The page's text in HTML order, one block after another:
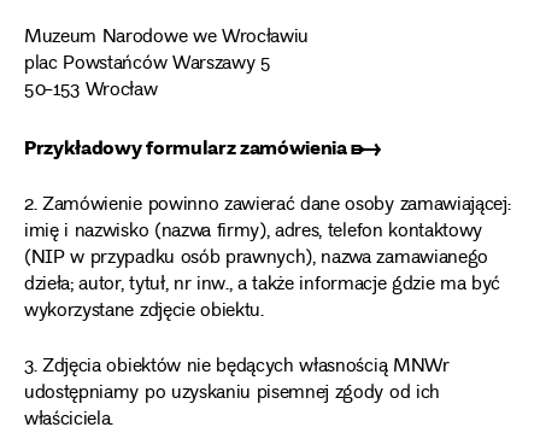
Muzeum Narodowe we Wrocławiu
plac Powstańców Warszawy 5
50-153 Wrocław
Przykładowy formularz zamówienia ➸
2. Zamówienie powinno zawierać dane osoby zamawiającej:
imię i nazwisko (nazwa firmy), adres, telefon kontaktowy
(NIP w przypadku osób prawnych), nazwa zamawianego
dzieła; autor, tytuł, nr inw., a także informacje gdzie ma być
wykorzystane zdjęcie obiektu.
3. Zdjęcia obiektów nie będących własnością MNWr
udostępniamy po uzyskaniu pisemnej zgody od ich
właściciela.